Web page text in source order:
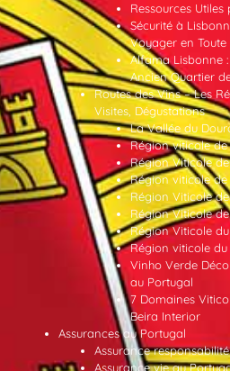
Ressources
Sécurité à
Voyager en
Alfama Lisbonne
Ancien Quartier
Routes des Vins – Les
Visites, Dégustations
La Vallée du
Région viticole
Région Viticole de
Région viticole de
Région Viticole
Région Viticole
Région Viticole
Région viticole du
Vinho Verde
au Portugal
7 Domaines
Beira Interior
Assurances au Portugal
Assurance
Assurance vie au